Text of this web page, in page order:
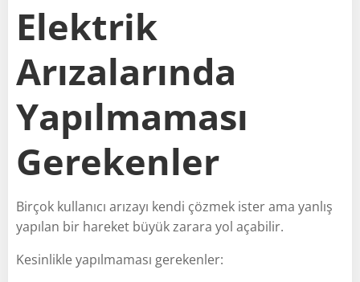
Elektrik
Arızalarında
Yapılmaması
Gerekenler
Birçok kullanıcı arızayı kendi çözmek ister ama yanlış
yapılan bir hareket büyük zarara yol açabilir.
Kesinlikle yapılmaması gerekenler: